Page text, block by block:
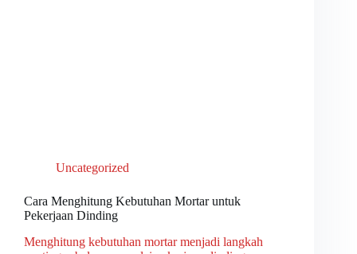
Uncategorized
Cara Menghitung Kebutuhan Mortar untuk
Pekerjaan Dinding
Menghitung kebutuhan mortar menjadi langkah